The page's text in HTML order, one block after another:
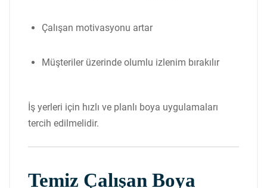
Çalışan motivasyonu artar
Müşteriler üzerinde olumlu izlenim bırakılır
İş yerleri için hızlı ve planlı boya uygulamaları
tercih edilmelidir.
Temiz Çalışan Boya